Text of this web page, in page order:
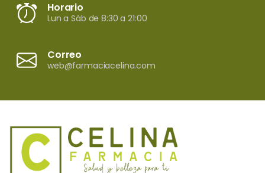
Horario
Lun a Sáb de 8:30 a 21:00
Correo
web@farmaciacelina.com